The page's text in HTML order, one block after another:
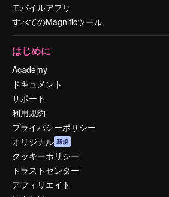
モバイルアプリ
すべてのMagnificツール
はじめに
Academy
ドキュメント
サポート
利用規約
プライバシーポリシー
オリジナル 新規
クッキーポリシー
トラストセンター
アフィリエイト